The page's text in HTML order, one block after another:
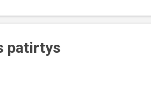
Turbūt reikia planuoti ir labiau forsuoti
patirtys